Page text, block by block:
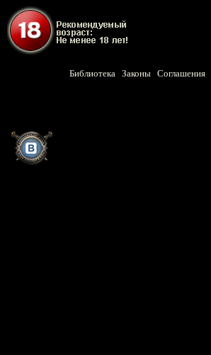
Библиотека Законы Соглашения